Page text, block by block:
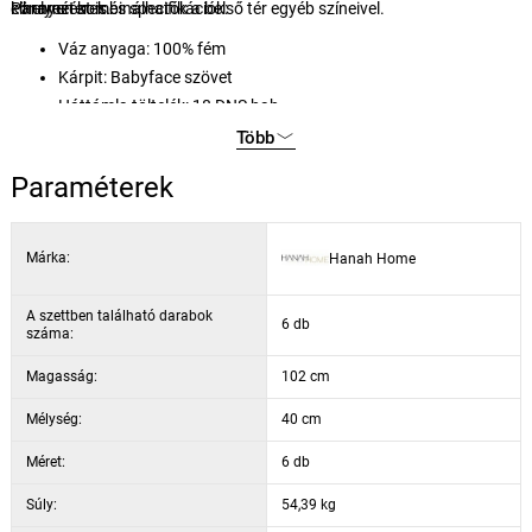
könnyen kombinálhatók a belső tér egyéb színeivel.
elhelyezést is.
Paraméterek és specifikációk:
Váz anyaga: 100% fém
Kárpit: Babyface szövet
Háttámla töltelék: 18 DNS hab
Ülés töltelék: 22 DNS hab
Lábak magassága: 65 cm
Szín: krém / fehér
Több
Paraméterek
Márka: Hanah Home
A szettben található darabok
száma:
6 db
Magasság: 102 cm
Mélység: 40 cm
Méret: 6 db
Súly: 54,39 kg